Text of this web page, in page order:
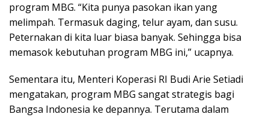
program MBG. “Kita punya pasokan ikan yang
melimpah. Termasuk daging, telur ayam, dan susu.
Peternakan di kita luar biasa banyak. Sehingga bisa
memasok kebutuhan program MBG ini,” ucapnya.
Sementara itu, Menteri Koperasi RI Budi Arie Setiadi
mengatakan, program MBG sangat strategis bagi
Bangsa Indonesia ke depannya. Terutama dalam